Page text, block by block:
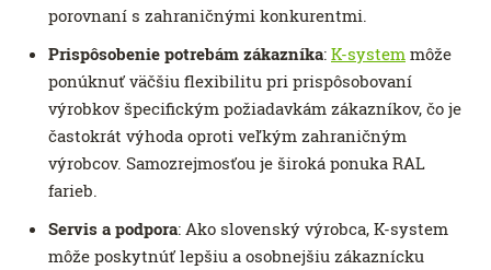
porovnaní s zahraničnými konkurentmi.
Prispôsobenie potrebám zákazníka: K-system môže
ponúknuť väčšiu flexibilitu pri prispôsobovaní
výrobkov špecifickým požiadavkám zákazníkov, čo je
častokrát výhoda oproti veľkým zahraničným
výrobcov. Samozrejmosťou je široká ponuka RAL
farieb.
Servis a podpora: Ako slovenský výrobca, K-system
môže poskytnúť lepšiu a osobnejšiu zákaznícku